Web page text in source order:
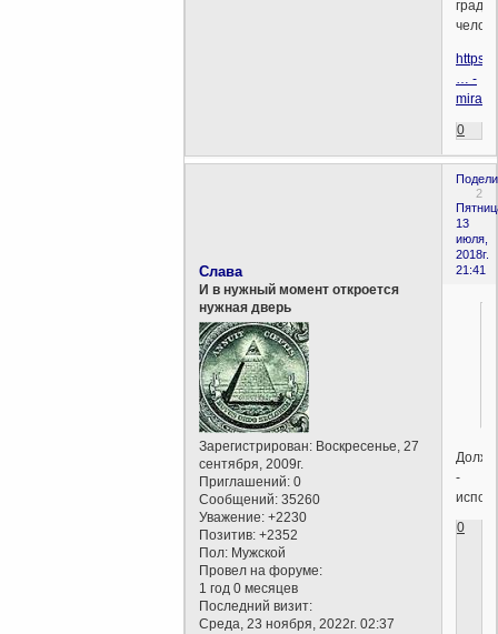
град
… -
0
2
13
июля,
2018г.
21:41
Слава
И в нужный момент откроется
нужная дверь
Зарегистрирован: Воскресенье, 27
сентября, 2009г.
Приглашений: 0
Сообщений: 35260
Уважение: +2230
Позитив: +2352
Пол: Мужской
Провел на форуме:
1 год 0 месяцев
Последний визит:
Среда, 23 ноября, 2022г. 02:37
-
0